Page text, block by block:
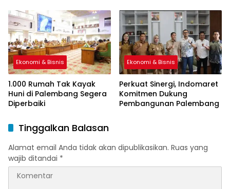
Ekonomi & Bisnis
1.000 Rumah Tak Kayak
Huni di Palembang Segera
Diperbaiki
Ekonomi & Bisnis
Perkuat Sinergi, Indomaret
Komitmen Dukung
Pembangunan Palembang
Tinggalkan Balasan
Alamat email Anda tidak akan dipublikasikan. Ruas yang
wajib ditandai *